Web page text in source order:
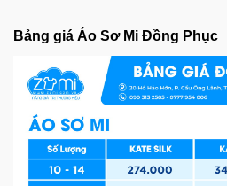
Bảng giá Áo Sơ Mi Đồng Phục